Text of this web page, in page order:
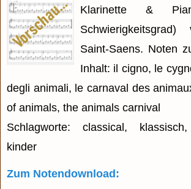
Klarinette &
Saint-Saens. Noten
Inhalt: il cigno, le
degli animali, le carnaval des
of animals, the animals carnival
Schlagworte: classical,
kinder
Zum Notendownload: